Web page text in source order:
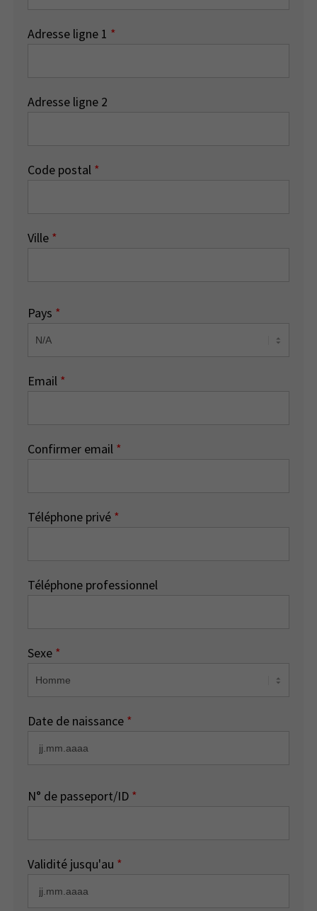
Adresse ligne 1 *
Adresse ligne 2
Code postal *
Ville *
Pays *
Email *
Confirmer email *
Téléphone privé *
Téléphone professionnel
Sexe *
Date de naissance *
N° de passeport/ID *
Validité jusqu'au *